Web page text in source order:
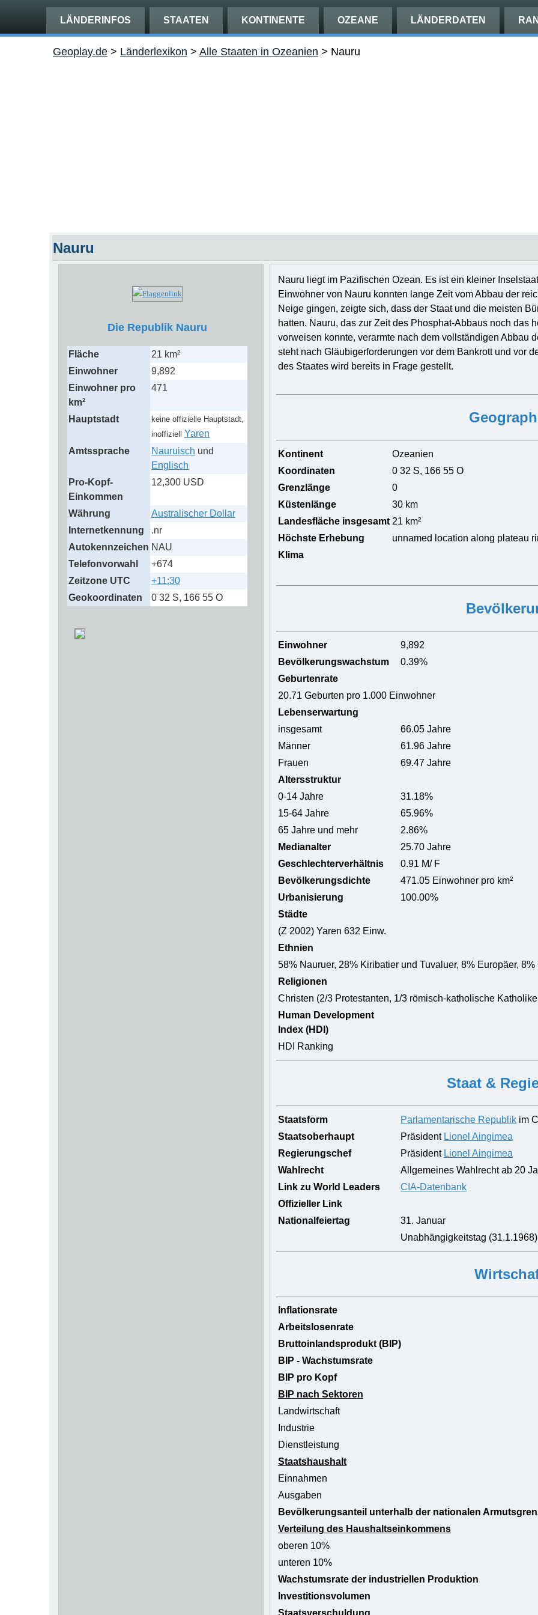
LÄNDERINFOS STAATEN KONTINENTE OZEANE LÄNDERDATEN
Geoplay.de > Länderlexikon > Alle Staaten in Ozeanien > Nauru
Nauru
Die Republik Nauru
Fläche
21 km²
Einwohner
9,892
Einwohner pro
km²
471
Hauptstadt
keine offizielle Hauptstadt,
inoffiziell Yaren
Amtssprache
Nauruisch und
Englisch
Pro-Kopf-
Einkommen
12,300 USD
Währung
Australischer Dollar
Internetkennung
.nr
Autokennzeichen NAU
Telefonvorwahl
+674
Zeitzone UTC
+11:30
Geokoordinaten
0 32 S, 166 55 O
Nauru liegt im Pazifischen Ozean. Es ist ein kleiner
Einwohner von Nauru konnten lange Zeit vom Abbau der
Neige gingen, zeigte sich, dass der Staat und die meisten
hatten. Nauru, das zur Zeit des Phosphat-Abbaus noch das
vorweisen konnte, verarmte nach dem vollständigen Abbau
steht nach Gläubigerforderungen vor dem Bankrott und vor
des Staates wird bereits in Frage gestellt.
Kontinent
Ozeanien
Koordinaten
0 32 S, 166 55 O
Grenzlänge
0
Küstenlänge
30 km
Landesfläche insgesamt 21 km²
Höchste Erhebung
unnamed location along plateau
Klima
Einwohner
9,892
Bevölkerungswachstum
0.39%
Geburtenrate
20.71 Geburten pro 1.000 Einwohner
Lebenserwartung
insgesamt
66.05 Jahre
Männer
61.96 Jahre
Frauen
69.47 Jahre
Altersstruktur
0-14 Jahre
31.18%
15-64 Jahre
65.96%
65 Jahre und mehr
2.86%
Medianalter
25.70 Jahre
Geschlechterverhältnis
0.91 M/ F
Bevölkerungsdichte
471.05 Einwohner pro km²
Urbanisierung
100.00%
Städte
(Z 2002) Yaren 632 Einw.
Ethnien
58% Nauruer, 28% Kiribatier und Tuvaluer, 8% Europäer,
Religionen
Christen (2/3 Protestanten, 1/3 römisch-katholische
Human Development
Index (HDI)
HDI Ranking
Staat &
Staatsform Parlamentarische Republik im
Staatsoberhaupt
Präsident Lionel Aingimea
Regierungschef
Präsident Lionel Aingimea
Wahlrecht
Allgemeines Wahlrecht ab 20
Link zu World Leaders
CIA-Datenbank
Offizieller Link
Nationalfeiertag
31. Januar
Unabhängigkeitstag (31.1.1968)
Inflationsrate
Arbeitslosenrate
Bruttoinlandsprodukt (BIP)
BIP - Wachstumsrate
BIP pro Kopf
BIP nach Sektoren
Landwirtschaft
Industrie
Dienstleistung
Staatshaushalt
Einnahmen
Ausgaben
Bevölkerungsanteil unterhalb der nationalen
Verteilung des Haushaltseinkommens
oberen 10%
unteren 10%
Wachstumsrate der industriellen Produktion
Investitionsvolumen
Staatsverschuldung